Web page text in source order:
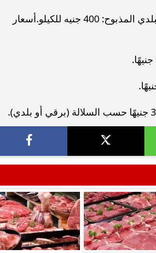
اللحم البقري المجمد: 210 جنيهات للكيلو.اللحم الضأن البلدي المذبوح: 400 جنيه للكيلو.أسعار